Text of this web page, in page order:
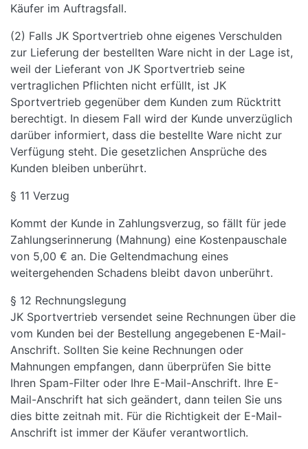
Käufer im Auftragsfall.
(2) Falls JK Sportvertrieb ohne eigenes Verschulden
zur Lieferung der bestellten Ware nicht in der Lage ist,
weil der Lieferant von JK Sportvertrieb seine
vertraglichen Pflichten nicht erfüllt, ist JK
Sportvertrieb gegenüber dem Kunden zum Rücktritt
berechtigt. In diesem Fall wird der Kunde unverzüglich
darüber informiert, dass die bestellte Ware nicht zur
Verfügung steht. Die gesetzlichen Ansprüche des
Kunden bleiben unberührt.
§ 11 Verzug
Kommt der Kunde in Zahlungsverzug, so fällt für jede
Zahlungserinnerung (Mahnung) eine Kostenpauschale
von 5,00 € an. Die Geltendmachung eines
weitergehenden Schadens bleibt davon unberührt.
§ 12 Rechnungslegung
JK Sportvertrieb versendet seine Rechnungen über die
vom Kunden bei der Bestellung angegebenen E-Mail-
Anschrift. Sollten Sie keine Rechnungen oder
Mahnungen empfangen, dann überprüfen Sie bitte
Ihren Spam-Filter oder Ihre E-Mail-Anschrift. Ihre E-
Mail-Anschrift hat sich geändert, dann teilen Sie uns
dies bitte zeitnah mit. Für die Richtigkeit der E-Mail-
Anschrift ist immer der Käufer verantwortlich.